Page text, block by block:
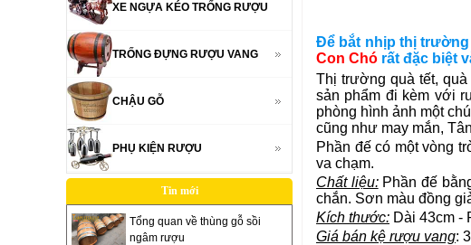
XE NGỰA KÉO TRỐNG RƯỢU
TRỐNG ĐỰNG RƯỢU VANG
CHẬU GỖ
PHỤ KIỆN RƯỢU
Tin mới
Tổng quan về thùng gỗ sồi
ngâm rượu
Để bắt nhịp thị trường
Con Chó rất đặc biệt
Thị trường quà tết,
sản phẩm đi kèm với
phòng hình ảnh một
cũng như may mắn,
Phần đế có một vòng
va chạm.
Chất liệu:Phần đế
chắn. Sơn màu đồng
Kích thước: Dài 43cm -
Giá bán kệ rượu vang: